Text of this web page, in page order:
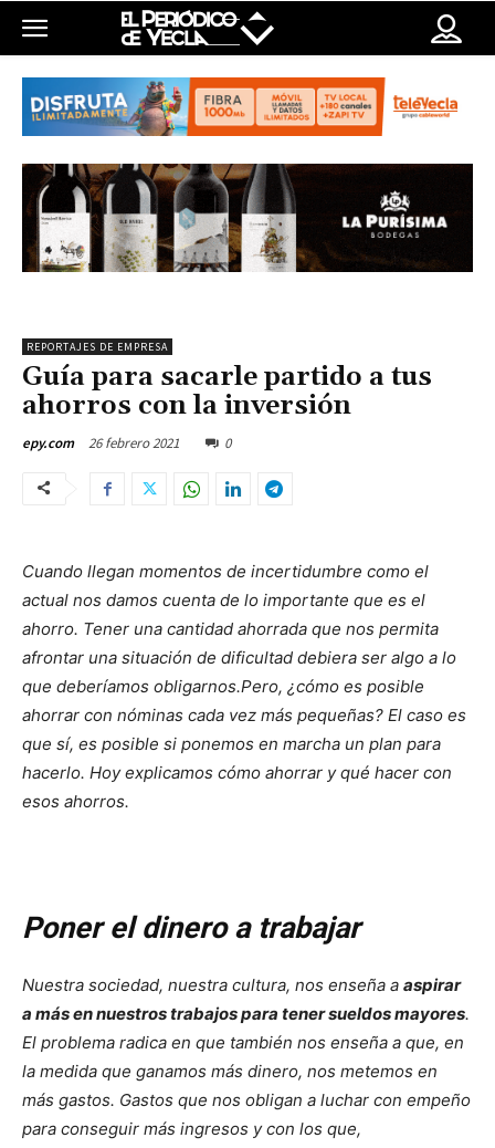
REPORTAJES DE EMPRESA
Guía para sacarle partido a tus
ahorros con la inversión
epy.com 26 febrero 2021 0
Cuando llegan momentos de incertidumbre como el
actual nos damos cuenta de lo importante que es el
ahorro. Tener una cantidad ahorrada que nos permita
afrontar una situación de dificultad debiera ser algo a lo
que deberíamos obligarnos.Pero, ¿cómo es posible
ahorrar con nóminas cada vez más pequeñas? El caso es
que sí, es posible si ponemos en marcha un plan para
hacerlo. Hoy explicamos cómo ahorrar y qué hacer con
esos ahorros.
Poner el dinero a trabajar
Nuestra sociedad, nuestra cultura, nos enseña a aspirar
a más en nuestros trabajos para tener sueldos mayores.
El problema radica en que también nos enseña a que, en
la medida que ganamos más dinero, nos metemos en
más gastos. Gastos que nos obligan a luchar con empeño
para conseguir más ingresos y con los que,